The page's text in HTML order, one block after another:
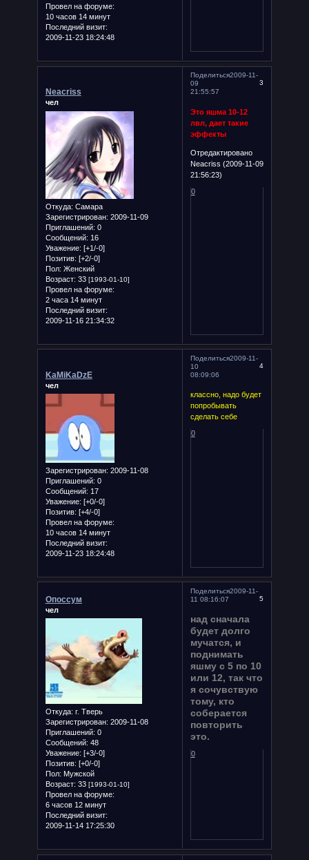
Провел на форуме:
10 часов 14 минут
Последний визит:
2009-11-23 18:24:48
Поделиться
3
2009-11-
09
21:55:57
Neacriss
чел
Откуда: Самара
Зарегистрирован: 2009-11-09
Приглашений: 0
Сообщений: 16
Уважение: [+1/-0]
Позитив: [+2/-0]
Пол: Женский
Возраст: 33 [1993-01-10]
Провел на форуме:
2 часа 14 минут
Последний визит:
2009-11-16 21:34:32
Это яшма 10-12
лвл, дает такие
эффекты
Отредактировано
Neacriss (2009-11-09
21:56:23)
0
Поделиться
4
2009-11-
10
08:09:06
KaMiKaDzE
чел
Зарегистрирован: 2009-11-08
Приглашений: 0
Сообщений: 17
Уважение: [+0/-0]
Позитив: [+4/-0]
Провел на форуме:
10 часов 14 минут
Последний визит:
2009-11-23 18:24:48
классно, надо будет
попробывать
сделать себе
0
Поделиться
5
2009-11-
11 08:16:07
Опоссум
чел
Откуда: г. Тверь
Зарегистрирован: 2009-11-08
Приглашений: 0
Сообщений: 48
Уважение: [+3/-0]
Позитив: [+0/-0]
Пол: Мужской
Возраст: 33 [1993-01-10]
Провел на форуме:
6 часов 12 минут
Последний визит:
2009-11-14 17:25:30
над сначала
будет долго
мучатся, и
поднимать
яшму с 5 по 10
или 12, так что
я сочувствую
тому, кто
соберается
повторить
это.
0